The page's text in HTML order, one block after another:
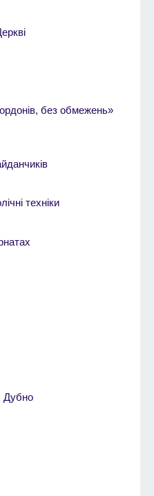
без обмежень»
техніки
Дубно